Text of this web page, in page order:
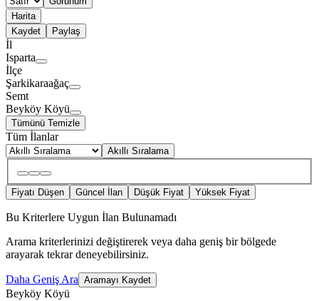
Harita
Kaydet
Paylaş
İl
Isparta
İlçe
Şarkikaraağaç
Semt
Beyköy Köyü
Tümünü Temizle
Tüm İlanlar
Akıllı Sıralama
Fiyatı Düşen Güncel İlan Düşük Fiyat Yüksek Fiyat
Bu Kriterlere Uygun İlan Bulunamadı
Arama kriterlerinizi değiştirerek veya daha geniş bir bölgede
arayarak tekrar deneyebilirsiniz.
Daha Geniş Ara Aramayı Kaydet
Beyköy Köyü